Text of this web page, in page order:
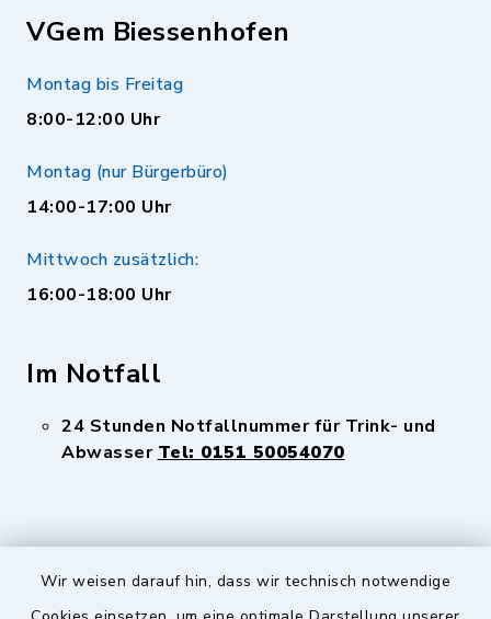
Wir weisen darauf hin, dass wir technisch notwendige
VGem Biessenhofen
Montag bis Freitag
8:00-12:00 Uhr
Montag (nur Bürgerbüro)
14:00-17:00 Uhr
Mittwoch zusätzlich:
16:00-18:00 Uhr
Im Notfall
24 Stunden Notfallnummer für Trink- und
Abwasser Tel: 0151 50054070